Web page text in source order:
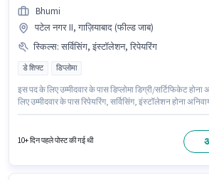
Bhumi
पटेल नगर II, गाज़ियाबाद (फील्ड जाब)
स्किल्स: सर्विसिंग, इंस्टॉलेशन, रिपेयरिंग
डे शिफ्ट डिप्लोमा
इस पद के लिए उम्मीदवार के पास डिप्लोमा डिग्री/सर्टिफिकेट
लिए उम्मीदवार के पास रिपेयरिंग, सर्विसिंग, इंस्टॉलेशन होना
working प्रति सप्ताह है। यह पद 6 - 36 महीने वर्ष के अनुभव
10+ दिन पहले पोस्ट की गई थी